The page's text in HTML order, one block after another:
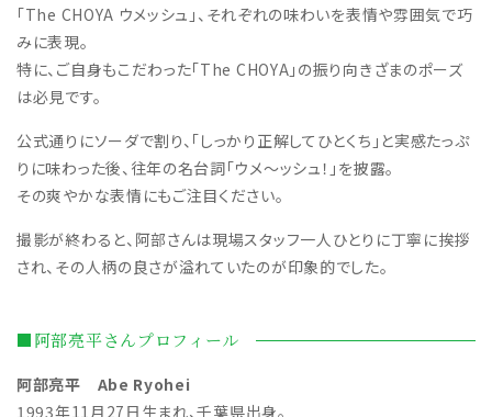
「The CHOYA ウメッシュ」、それぞれの味わいを表情や雰囲気で巧
みに表現。
特に、ご自身もこだわった「The CHOYA」の振り向きざまのポーズ
は必見です。
公式通りにソーダで割り、「しっかり正解してひとくち」と実感たっぷ
りに味わった後、往年の名台詞「ウメ～ッシュ！」を披露。
その爽やかな表情にもご注目ください。
撮影が終わると、阿部さんは現場スタッフ一人ひとりに丁寧に挨拶
され、その人柄の良さが溢れていたのが印象的でした。
■阿部亮平さんプロフィール
阿部亮平 Abe Ryohei
1993年11月27日生まれ、千葉県出身。